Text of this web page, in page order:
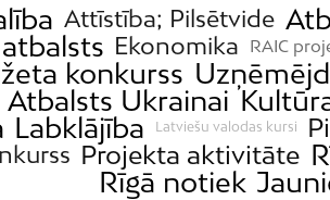
Attīstība; Pilsētvide
Ekonomika RAIC
konkurss
Atbalsts Ukrainai
Labklājība Latviešu valodas kursi
Projekta aktivitāte
Rīgā notiek